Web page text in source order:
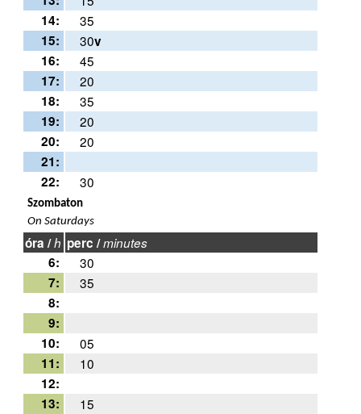
14:
35
15:
30v
16:
45
17:
20
18:
35
19:
20
20:
20
21:
22:
30
Szombaton
On Saturdays
óra /h perc /minutes
6:
30
7:
35
8:
9:
10:
05
11:
10
12:
13:
15